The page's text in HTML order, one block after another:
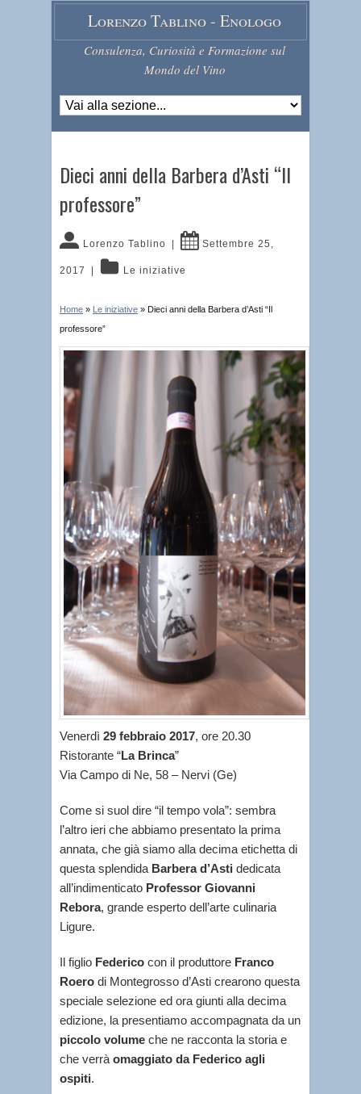
Lorenzo Tablino - Enologo
Consulenza, Curiosità e Formazione sul
Mondo del Vino
Dieci anni della Barbera d’Asti “Il
professore”
Lorenzo Tablino Settembre 25,
2017 Le iniziative
Home » Le iniziative » Dieci anni della Barbera d’Asti “Il
professore”
Venerdì 29 febbraio 2017, ore 20.30
Ristorante “La Brinca”
Via Campo di Ne, 58 – Nervi (Ge)
Come si suol dire “il tempo vola”: sembra
l’altro ieri che abbiamo presentato la prima
annata, che già siamo alla decima etichetta di
questa splendida Barbera d’Asti dedicata
all’indimenticato Professor Giovanni
Rebora, grande esperto dell’arte culinaria
Ligure.
Il figlio Federico con il produttore Franco
Roero di Montegrosso d’Asti crearono questa
speciale selezione ed ora giunti alla decima
edizione, la presentiamo accompagnata da un
piccolo volume che ne racconta la storia e
che verrà omaggiato da Federico agli
ospiti.